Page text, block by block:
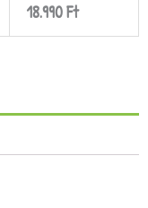
18.990 Ft